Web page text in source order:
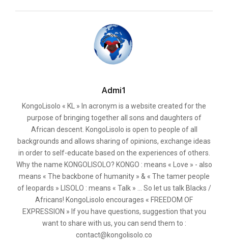
Admi1
KongoLisolo « KL » In acronym is a website created for the
purpose of bringing together all sons and daughters of
African descent. KongoLisolo is open to people of all
backgrounds and allows sharing of opinions, exchange ideas
in order to self-educate based on the experiences of others.
Why the name KONGOLISOLO? KONGO : means « Love » - also
means « The backbone of humanity » & « The tamer people
of leopards » LISOLO : means « Talk » ... So let us talk Blacks /
Africans! KongoLisolo encourages « FREEDOM OF
EXPRESSION » If you have questions, suggestion that you
want to share with us, you can send them to :
contact@kongolisolo.co